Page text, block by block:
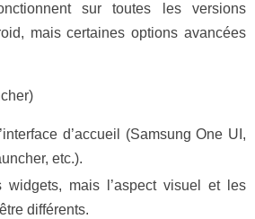
sur toutes les versions
mais certaines options avancées
d’accueil (Samsung One UI,
etc.).
widgets, mais l’aspect visuel et les
différents.